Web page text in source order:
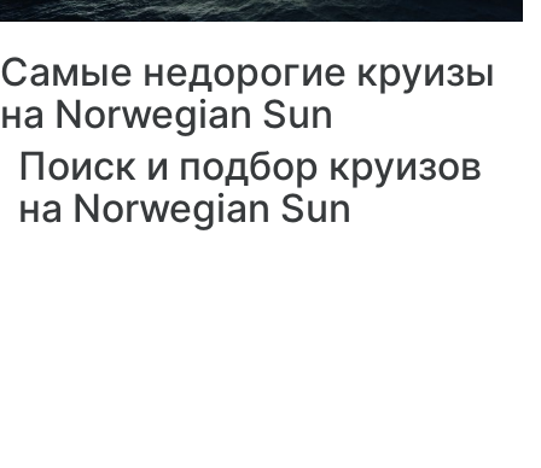
Самые недорогие круизы
на Norwegian Sun
Поиск и подбор круизов
на Norwegian Sun